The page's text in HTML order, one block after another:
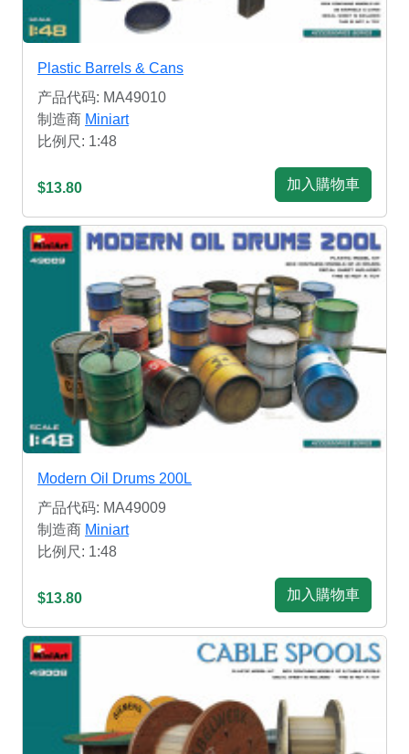
Plastic Barrels & Cans
产品代码: MA49010
制造商 Miniart
比例尺: 1:48
$13.80 加入購物車
Modern Oil Drums 200L
产品代码: MA49009
制造商 Miniart
比例尺: 1:48
$13.80 加入購物車